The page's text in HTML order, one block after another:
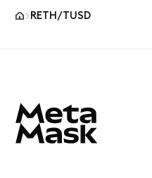
RETH/TUSD